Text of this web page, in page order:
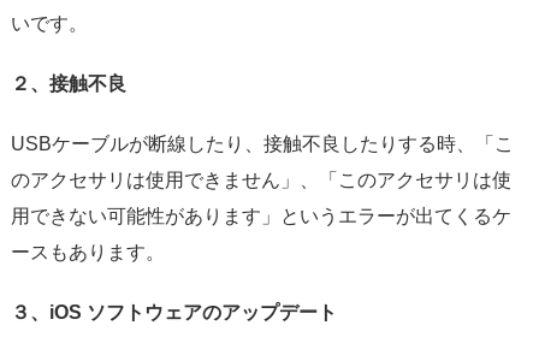
いです。
２、接触不良
USBケーブルが断線したり、接触不良したりする時、「こ
のアクセサリは使用できません」、「このアクセサリは使
用できない可能性があります」というエラーが出てくるケ
ースもあります。
３、iOS ソフトウェアのアップデート